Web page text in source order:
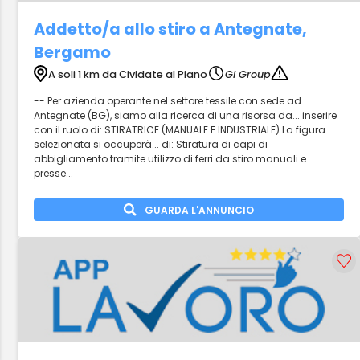
Addetto/a allo stiro a Antegnate,
Bergamo
A soli 1 km da Cividate al Piano
Gi Group
-- Per azienda operante nel settore tessile con sede ad
Antegnate (BG), siamo alla ricerca di una risorsa da... inserire
con il ruolo di: STIRATRICE (MANUALE E INDUSTRIALE) La figura
selezionata si occuperà... di: Stiratura di capi di
abbigliamento tramite utilizzo di ferri da stiro manuali e
presse...
GUARDA L'ANNUNCIO